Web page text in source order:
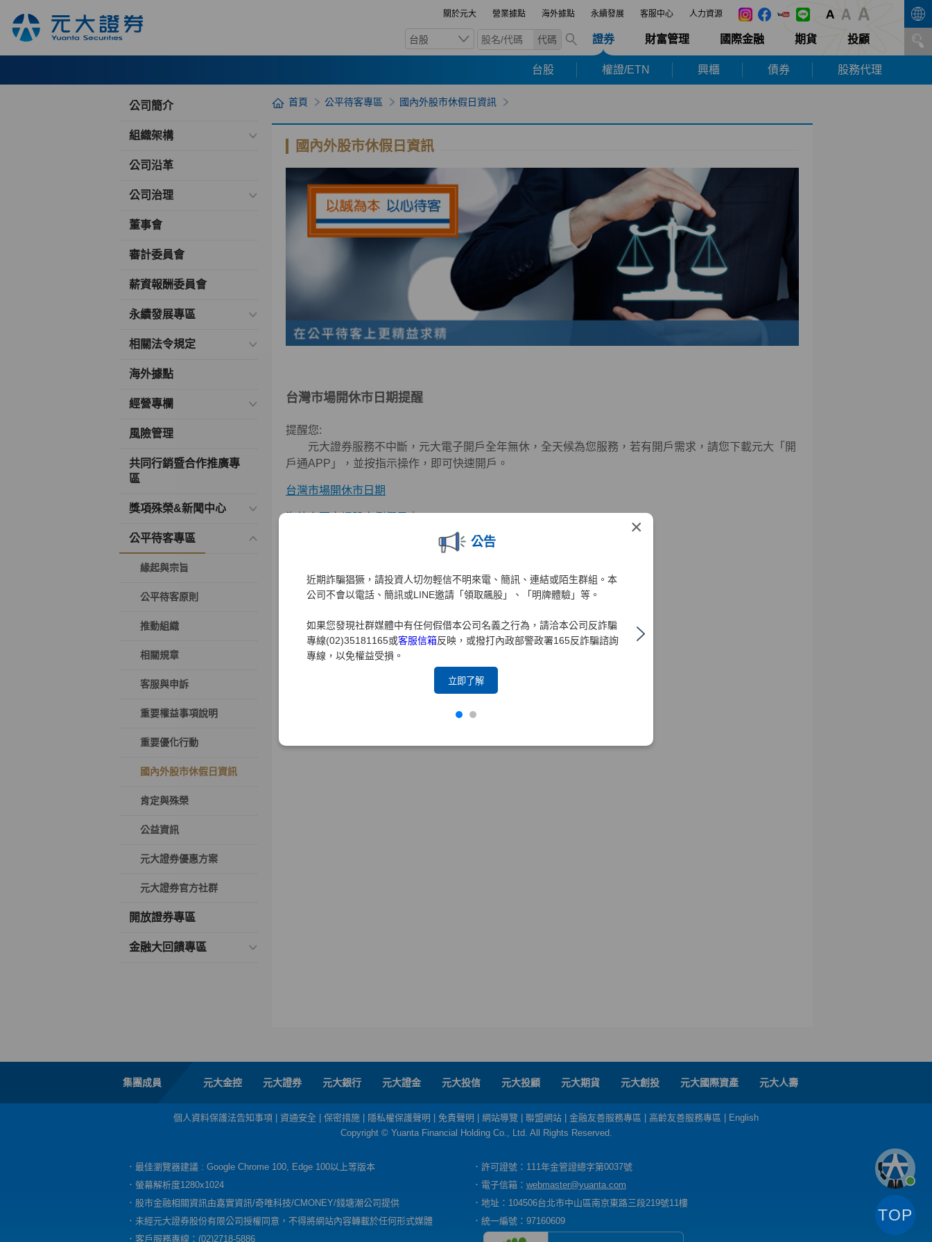
關於元大 營業據點 海外據點 永續發展 客服中心 人力資源
台股 代碼 證券 財富管理 國際金融 期貨 投顧
台股 權證/ETN 興櫃 債券 股務代理
×
公告
近期詐騙猖獗，請投資人切勿輕信不明來電、簡訊、連結或陌生群組。本
公司不會以電話、簡訊或LINE邀請「領取飆股」、「明牌體驗」等。
如果您發現社群媒體中有任何假借本公司名義之行為，請洽本公司反詐騙
專線(02)35181165或客服信箱反映，或撥打內政部警政署165反詐騙諮詢
專線，以免權益受損。
立即了解
公司簡介
組織架構
公司沿革
公司治理
董事會
審計委員會
薪資報酬委員會
永續發展專區
相關法令規定
海外據點
經營專欄
風險管理
共同行銷暨合作推廣專
區
獎項殊榮&新聞中心
公平待客專區
緣起與宗旨
公平待客原則
推動組織
相關規章
客服與申訴
重要權益事項說明
重要優化行動
國內外股市休假日資訊
肯定與殊榮
公益資訊
元大證券優惠方案
元大證券官方社群
開放證券專區
金融大回饋專區
首頁 公平待客專區 國內外股市休假日資訊
國內外股市休假日資訊
台灣市場開休市 日期提醒
提醒您:
元大證券服務不中斷，元大電子開戶全年無休，全天候為您服務，若有開戶需求，請您下載元大「開
戶通APP」，並按指示操作，即可快速開戶。
台灣市場開休市日期
集團成員 元大金控 元大證券 元大銀行 元大證金 元大投信 元大投顧 元大期貨 元大創投 元大國際資產 元大人壽
個人資料保護法告知事項 資通安全 保密措施 隱私權保護聲明 免責聲明 網站導覽 聯盟網站 金融友善服務專區 高齡友善服務專區
English
Copyright © Yuanta Financial Holding Co., Ltd. All Rights Reserved.
．最佳瀏覽器建議 : Google Chrome 100, Edge 100以上等版本
．許可證號：111年金管證總字第0037號
．螢幕解析度1280x1024
．電子信箱： webmaster@yuanta.com
．股市金融相關資訊由嘉實資訊/奇唯科技/CMONEY/錢塘潮公司提供
．地址：104506台北市中山區南京東路三段219號11樓
．未經元大證券股份有限公司授權同意，不得將網站內容轉載於任何形式媒體
．統一編號：97160609
．客戶服務專線：(02)2718-5886
TOP